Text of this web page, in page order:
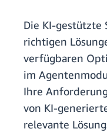
Die KI-gestützte
richtigen
verfügbaren
im
Ihre
von KI-
relevante